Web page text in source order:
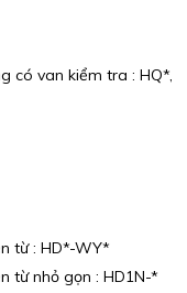
có van kiểm tra : HQ*,
từ : HD*-WY*
từ nhỏ gọn : HD1N-*